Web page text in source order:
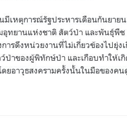
มีเหตุการณ์รัฐประหารเดือนกันยายน
ทยานแห่งชาติ สัตว์ป่า และพันธุ์พืช
ารดึงหน่วยงานที่ไม่เกี่ยวข้องไปยุ่ง
ป่าของผู้พิทักษ์ป่า และเกือบทำให้เ
ดยอาวุธสงครามครั้งนั้นในมือของค